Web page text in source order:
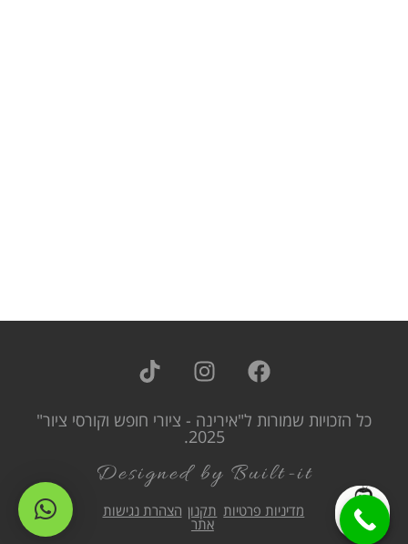
כל הזכויות שמורות ל"אירינה - ציורי חופש וקורסי ציור"
2025.
Designed by Built-it
מדיניות פרטיות תקנון
אתר
הצהרת נגישות